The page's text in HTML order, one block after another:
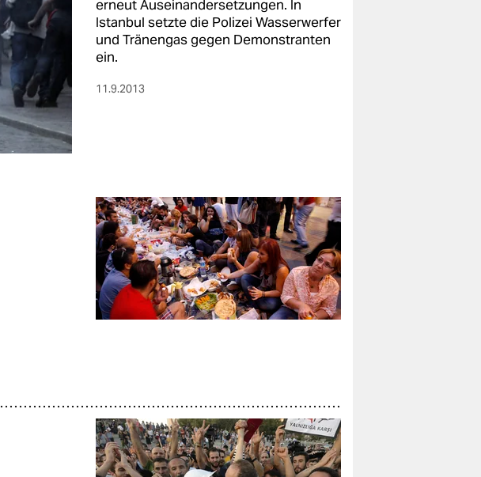
erneut Auseinandersetzungen. In
Istanbul setzte die Polizei Wasserwerfer
und Tränengas gegen Demonstranten
ein.
11.9.2013